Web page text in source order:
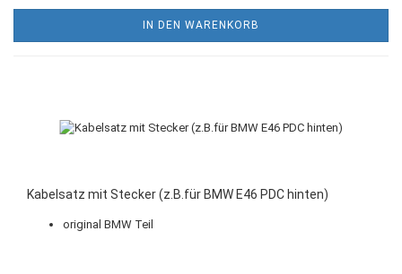
IN DEN WARENKORB
Kabelsatz mit Stecker (z.B.für BMW E46 PDC hinten)
original BMW Teil